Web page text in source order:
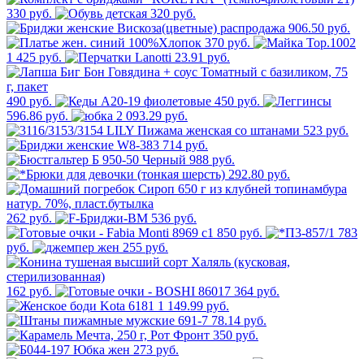
330 руб.
320 руб.
906.50 руб.
370 руб.
1 425 руб.
23.91 руб.
490 руб.
450 руб.
596.86 руб.
2 093.29 руб.
523 руб.
714 руб.
988 руб.
292.80 руб.
262 руб.
536 руб.
850 руб.
783
руб.
255 руб.
162 руб.
364 руб.
1 149.99 руб.
78.14 руб.
350 руб.
273 руб.